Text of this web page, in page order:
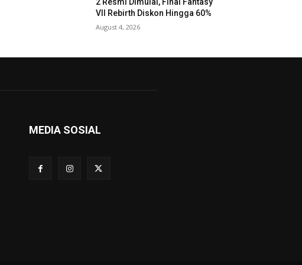
VII Rebirth Diskon Hingga 60%
August 4, 2026
MEDIA SOSIAL